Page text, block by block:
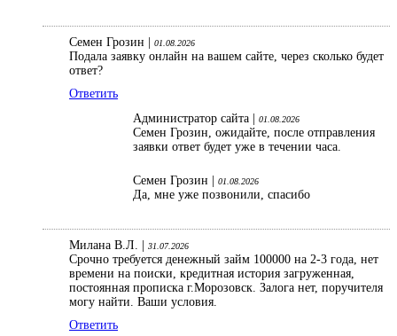
Семен Грозин | 01.08.2026
Подала заявку онлайн на вашем сайте, через сколько будет
ответ?
Ответить
Администратор сайта |
01.08.2026
Семен Грозин, ожидайте, после отправления
заявки ответ будет уже в течении часа.
Семен Грозин | 01.08.2026
Да, мне уже позвонили, спасибо
Милана В.Л. | 31.07.2026
Срочно требуется денежный займ 100000 на 2-3 года, нет
времени на поиски, кредитная история загруженная,
постоянная прописка г.Морозовск. Залога нет, поручителя
могу найти. Ваши условия.
Ответить